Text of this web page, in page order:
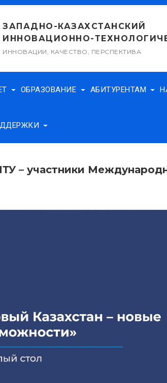
ЗАПАДНО-КАЗАХСТАНСКИЙ
ИННОВАЦИОННО-
ИННОВАЦИИ, КАЧЕСТВО, ПЕРСПЕКТИВА
ОБРАЗОВАНИЕ АБИТУРЕНТАМ
– участники